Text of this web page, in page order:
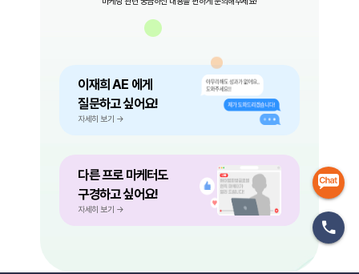
이재희 AE 에게
질문하고 싶어요!
자세히 보기 →
다른 프로 마케터도
구경하고 싶어요!
자세히 보기 →